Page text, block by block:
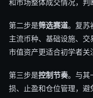
和市场整体成交情况，判
第二步是筛选赛道。复苏
主流币种、基础设施、
市值资产更适合初学者关
第三步是控制节奏。与其
损、止盈和仓位管理，避